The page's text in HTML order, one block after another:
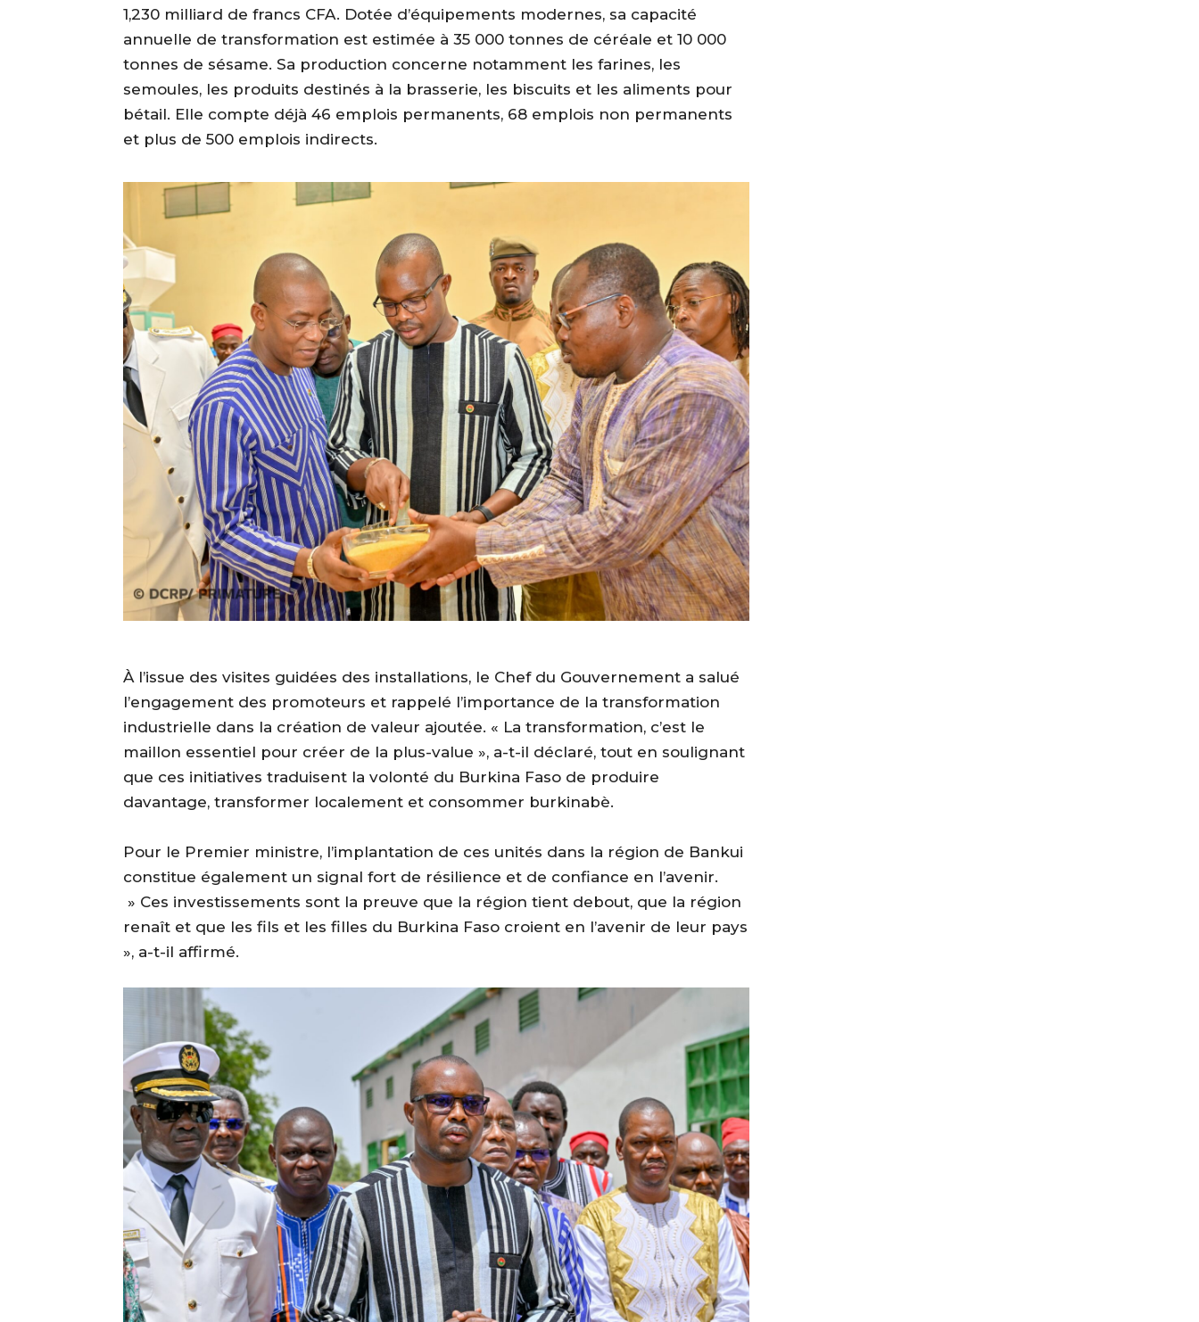
1,230 milliard de francs CFA. Dotée d’équipements modernes, sa capacité
annuelle de transformation est estimée à 35 000 tonnes de céréale et 10 000
tonnes de sésame. Sa production concerne notamment les farines, les
semoules, les produits destinés à la brasserie, les biscuits et les aliments pour
bétail. Elle compte déjà 46 emplois permanents, 68 emplois non permanents
et plus de 500 emplois indirects.
‎À l’issue des visites guidées des installations, le Chef du Gouvernement a salué
l’engagement des promoteurs et rappelé l’importance de la transformation
industrielle dans la création de valeur ajoutée. « La transformation, c’est le
maillon essentiel pour créer de la plus-value », a-t-il déclaré, tout en soulignant
que ces initiatives traduisent la volonté du Burkina Faso de produire
davantage, transformer localement et consommer burkinabè.
‎Pour le Premier ministre, l’implantation de ces unités dans la région de Bankui
constitue également un signal fort de résilience et de confiance en l’avenir.
‎ » Ces investissements sont la preuve que la région tient debout, que la région
renaît et que les fils et les filles du Burkina Faso croient en l’avenir de leur pays
», a-t-il affirmé.